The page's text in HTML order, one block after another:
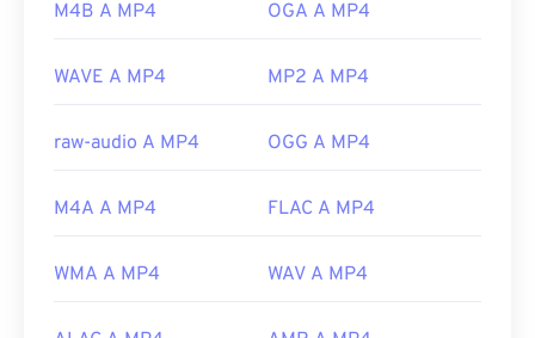
(MPEG)
Versione iniziale:
https://mpeg.chiariglione.org/standards/mpeg-
M4B A MP4 OGA A MP4
WAVE A MP4 MP2 A MP4
raw-audio A MP4 OGG A MP4
M4A A MP4 FLAC A MP4
WMA A MP4 WAV A MP4